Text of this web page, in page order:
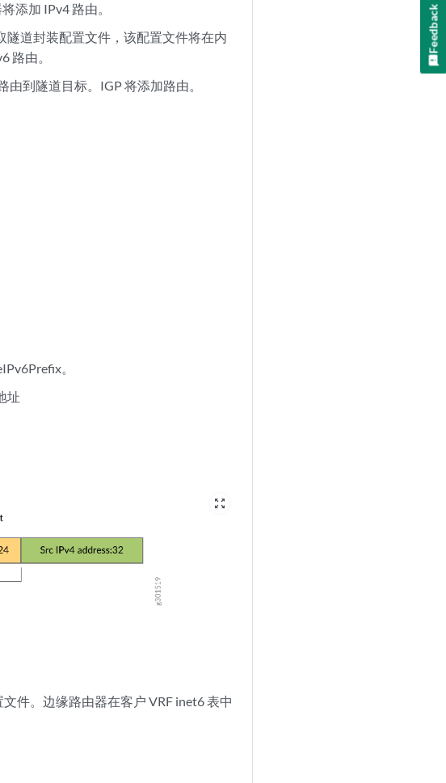
添加 IPv4 路由。
隧道封装配置文件，该配置文件将在内
路由。
到隧道目标。IGP 将添加路由。
。
址
zoom_out_map
件。边缘路由器在客户 VRF inet6 表中
Feedback